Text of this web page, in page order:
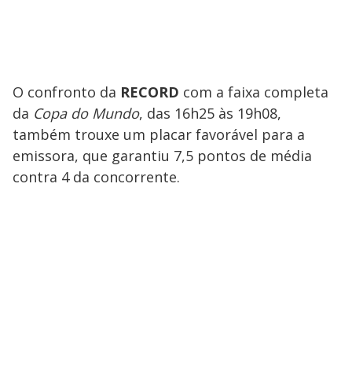
O confronto da RECORD com a faixa completa
da Copa do Mundo, das 16h25 às 19h08,
também trouxe um placar favorável para a
emissora, que garantiu 7,5 pontos de média
contra 4 da concorrente.